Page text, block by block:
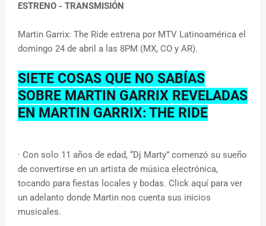
ESTRENO - TRANSMISIÓN
Martin Garrix: The Ride estrena por MTV Latinoamérica el
domingo 24 de abril a las 8PM (MX, CO y AR).
SIETE COSAS QUE NO SABÍAS
SOBRE MARTIN GARRIX REVELADAS
EN MARTIN GARRIX: THE RIDE
· Con solo 11 años de edad, “Dj Marty” comenzó su sueño
de convertirse en un artista de música electrónica,
tocando para fiestas locales y bodas. Click aquí para ver
un adelanto donde Martin nos cuenta sus inicios
musicales.